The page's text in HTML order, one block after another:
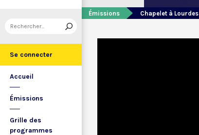
Se connecter
Accueil
Émissions
Grille des
programmes
Émissions Chapelet à Lourdes